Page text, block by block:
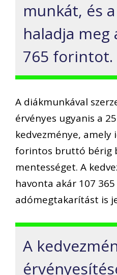
munkát, és
haladja meg
765 forintot.
A diákmunkával
érvényes ugyanis a
kedvezménye, amely
forintos bruttó bérig
mentességet. A
havonta akár 107
adómegtakarítást is
A